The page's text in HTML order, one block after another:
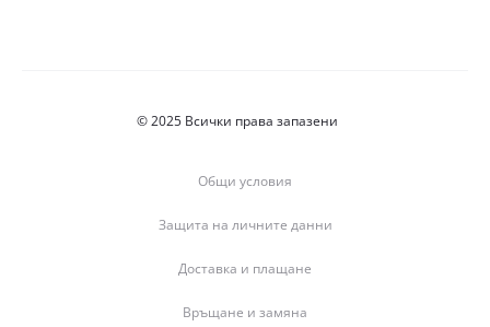
© 2025 Всички права запазени
Общи условия
Защита на личните данни
Доставка и плащане
Връщане и замяна